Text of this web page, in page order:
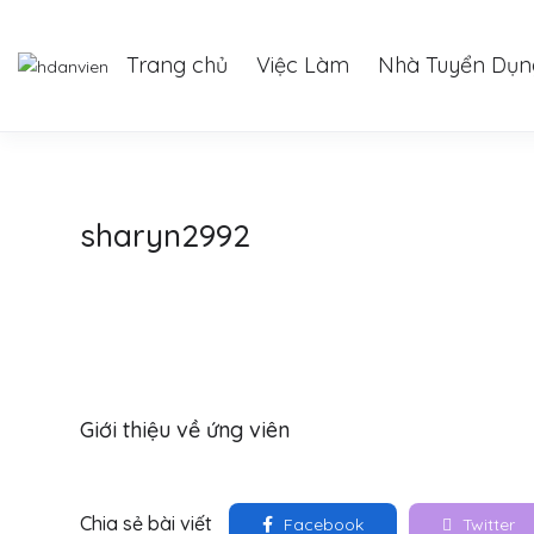
Trang chủ Việc Làm Nhà Tuyển
sharyn2992
Giới thiệu về ứng viên
Chia sẻ bài viết Facebook Twitter